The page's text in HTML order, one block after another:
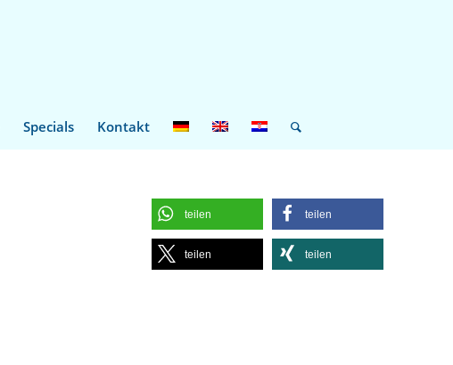
Specials Kontakt
teilen teilen
teilen teilen